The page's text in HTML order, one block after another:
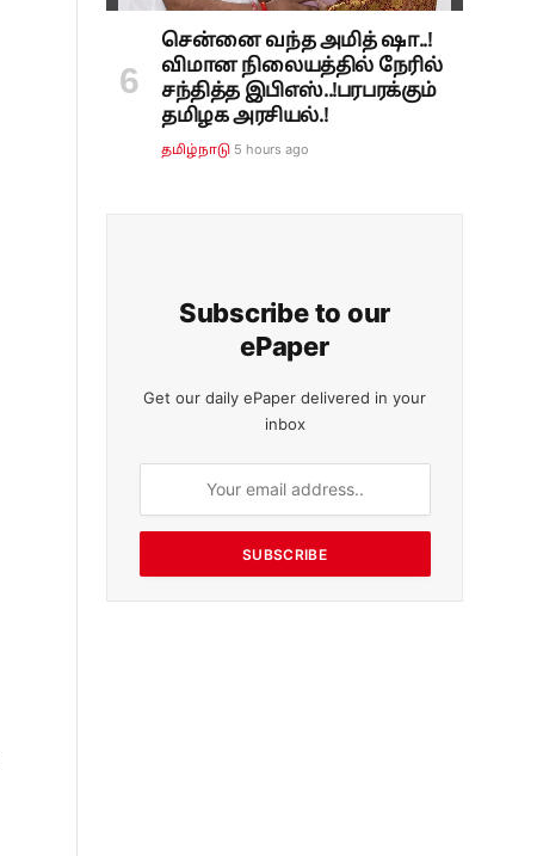
சென்னை வந்த அமித் ஷா..!
விமான நிலையத்தில் நேரில்
சந்தித்த இபிஎஸ்..!பரபரக்கும்
தமிழக அரசியல்.!
தமிழ்நாடு 5 hours ago
Subscribe to our
ePaper
Get our daily ePaper delivered in your
inbox
SUBSCRIBE